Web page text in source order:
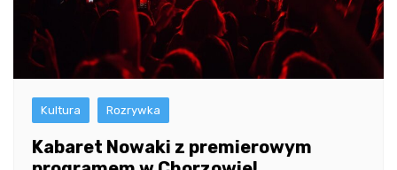
Kultura Rozrywka
Kabaret Nowaki z premierowym